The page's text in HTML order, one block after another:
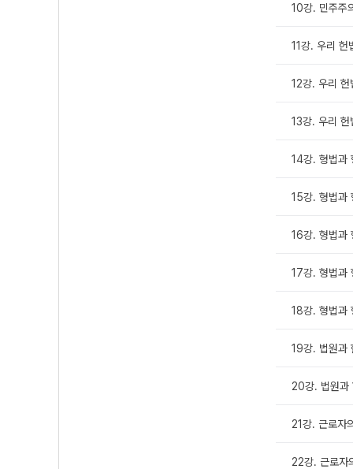
10강. 민주주
11강. 우리 헌
12강. 우리 헌
13강. 우리 헌
14강. 형법과
15강. 형법과
16강. 형법과
17강. 형법과
18강. 형법과
19강. 법원과
20강. 법원과
21강. 근로자
22강. 근로자